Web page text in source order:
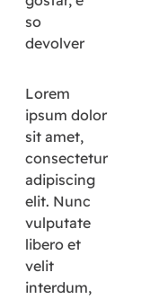
so
devolver
Lorem
ipsum dolor
sit amet,
consectetur
adipiscing
elit. Nunc
vulputate
libero et
velit
interdum,